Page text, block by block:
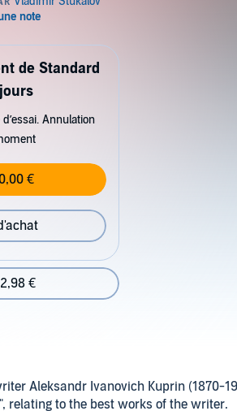
de Standard
Annulation
€
€
Aleksandr Ivanovich Kuprin (1870-
relating to the best works of the writer.